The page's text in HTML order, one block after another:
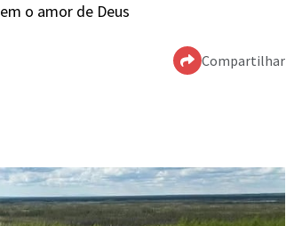
o amor de Deus
Compartilhar